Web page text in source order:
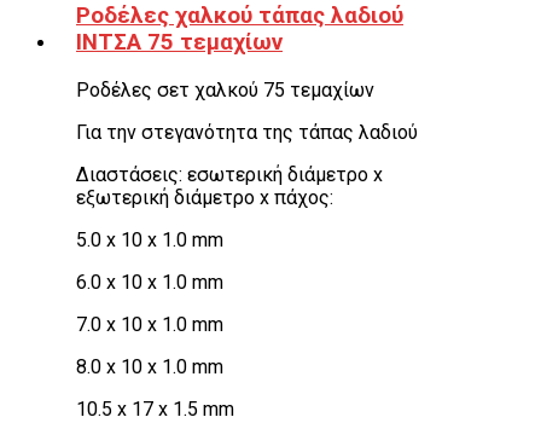
Ροδέλες χαλκού τάπας λαδιού
ΙΝΤΣΑ 75 τεμαχίων
Ροδέλες σετ χαλκού 75 τεμαχίων
Για την στεγανότητα της τάπας λαδιού
Διαστάσεις: εσωτερική διάμετρο x
εξωτερική διάμετρο x πάχος:
5.0 x 10 x 1.0 mm
6.0 x 10 x 1.0 mm
7.0 x 10 x 1.0 mm
8.0 x 10 x 1.0 mm
10.5 x 17 x 1.5 mm